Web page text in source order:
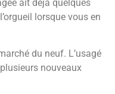
ait déjà quelques
lorsque vous en
du neuf. L’usagé
nouveaux